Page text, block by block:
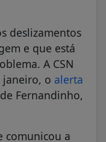
deslizamentos
e que está
A CSN
janeiro, o alerta
Fernandinho,
comunicou a